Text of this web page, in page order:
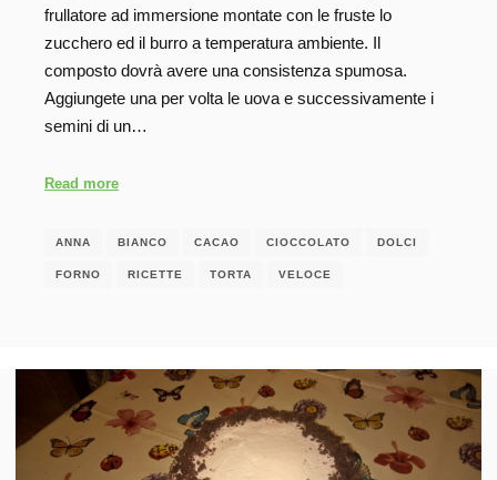
frullatore ad immersione montate con le fruste lo
zucchero ed il burro a temperatura ambiente. Il
composto dovrà avere una consistenza spumosa.
Aggiungete una per volta le uova e successivamente i
semini di un…
Read more
ANNA BIANCO CACAO CIOCCOLATO DOLCI
FORNO RICETTE TORTA VELOCE